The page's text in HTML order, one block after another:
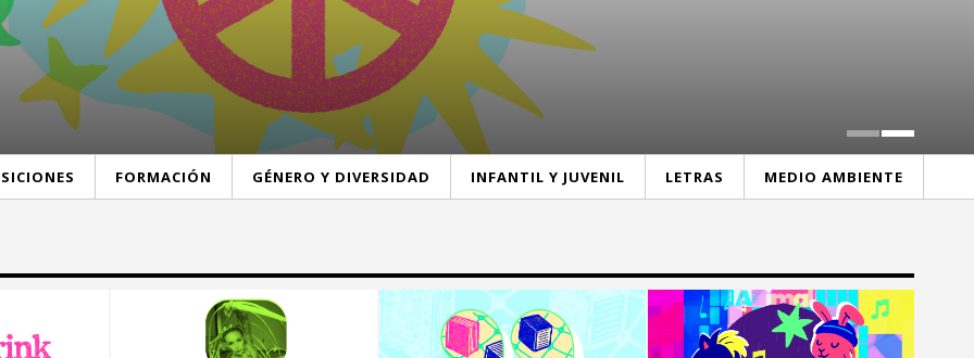
FORMACIÓN GÉNERO Y DIVERSIDAD INFANTIL Y JUVENIL LETRAS MEDIO AMBIENTE